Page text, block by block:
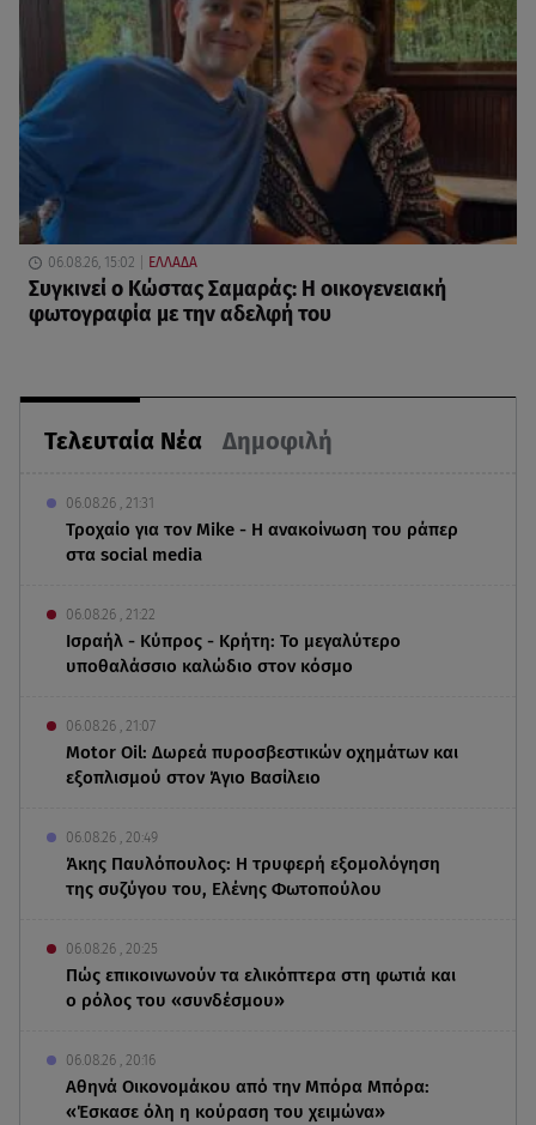
Τελευταία Νέα Δημοφιλή
06.08.26 , 21:31
Τροχαίο για τον Mike - Η ανακοίνωση του ράπερ
στα social media
06.08.26 , 21:22
Ισραήλ - Κύπρος - Κρήτη: Το μεγαλύτερο
υποθαλάσσιο καλώδιο στον κόσμο
06.08.26 , 21:07
Motor Oil: Δωρεά πυροσβεστικών οχημάτων και
εξοπλισμού στον Άγιο Βασίλειο
06.08.26 , 20:49
Άκης Παυλόπουλος: Η τρυφερή εξομολόγηση
της συζύγου του, Ελένης Φωτοπούλου
06.08.26 , 20:25
Πώς επικοινωνούν τα ελικόπτερα στη φωτιά και
ο ρόλος του «συνδέσμου»
06.08.26 , 20:16
Αθηνά Οικονομάκου από την Μπόρα Μπόρα:
«Έσκασε όλη η κούραση του χειμώνα»
06.08.26, 15:02 ΕΛΛΑΔΑ
Συγκινεί ο Κώστας Σαμαράς: Η οικογενειακή
φωτογραφία με την αδελφή του